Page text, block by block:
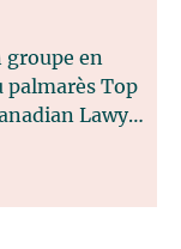
groupe en
palmarès Top
Lawyer.
et de